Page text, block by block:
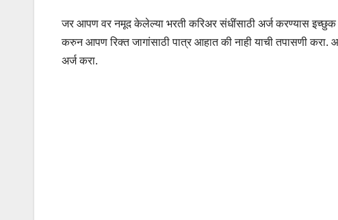
जर आपण वर नमूद केलेल्या भरती करिअर संधींसाठी अर्ज करण्यास इच्छुक
करुन आपण रिक्त जागांसाठी पात्र आहात की नाही याची तपासणी करा.
अर्ज करा.